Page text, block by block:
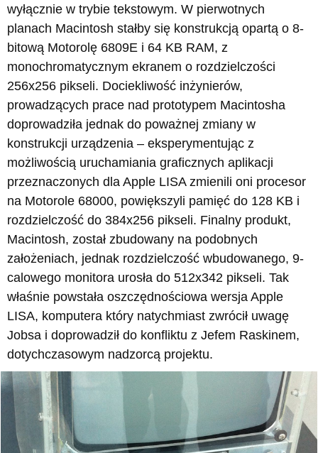
wyłącznie w trybie tekstowym. W pierwotnych
planach Macintosh stałby się konstrukcją opartą o 8-
bitową Motorolę 6809E i 64 KB RAM, z
monochromatycznym ekranem o rozdzielczości
256x256 pikseli. Dociekliwość inżynierów,
prowadzących prace nad prototypem Macintosha
doprowadziła jednak do poważnej zmiany w
konstrukcji urządzenia – eksperymentując z
możliwością uruchamiania graficznych aplikacji
przeznaczonych dla Apple LISA zmienili oni procesor
na Motorole 68000, powiększyli pamięć do 128 KB i
rozdzielczość do 384x256 pikseli. Finalny produkt,
Macintosh, został zbudowany na podobnych
założeniach, jednak rozdzielczość wbudowanego, 9-
calowego monitora urosła do 512x342 pikseli. Tak
właśnie powstała oszczędnościowa wersja Apple
LISA, komputera który natychmiast zwrócił uwagę
Jobsa i doprowadził do konfliktu z Jefem Raskinem,
dotychczasowym nadzorcą projektu.